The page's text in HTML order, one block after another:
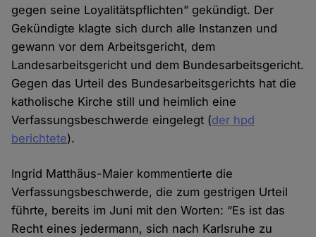
gegen seine Loyalitätspflichten” gekündigt. Der
Gekündigte klagte sich durch alle Instanzen und
gewann vor dem Arbeitsgericht, dem
Landesarbeitsgericht und dem Bundesarbeitsgericht.
Gegen das Urteil des Bundesarbeitsgerichts hat die
katholische Kirche still und heimlich eine
Verfassungsbeschwerde eingelegt (der hpd
berichtete).
Ingrid Matthäus-Maier kommentierte die
Verfassungsbeschwerde, die zum gestrigen Urteil
führte, bereits im Juni mit den Worten: “Es ist das
Recht eines jedermann, sich nach Karlsruhe zu